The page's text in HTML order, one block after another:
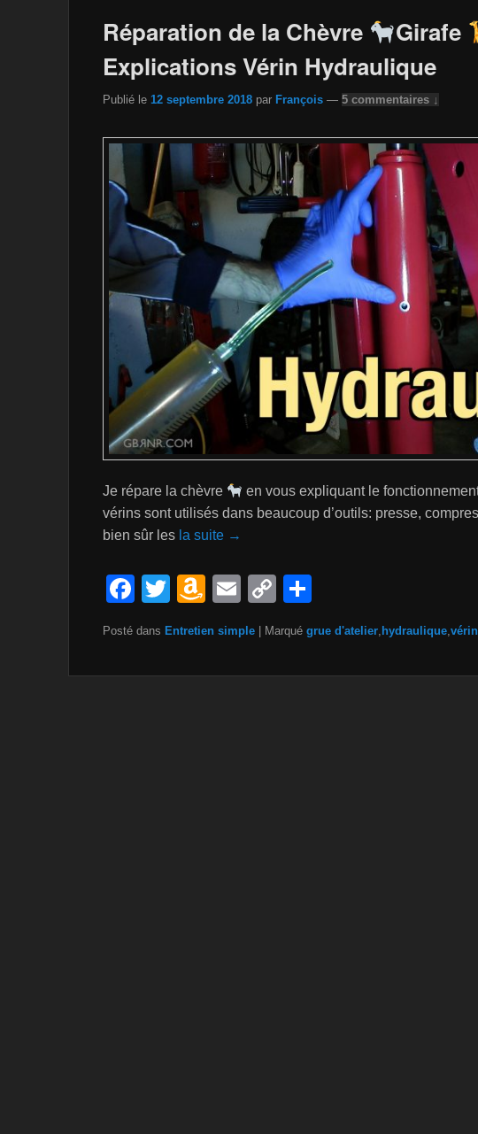
Réparation de la Chèvre Girafe
Explications Vérin Hydraulique
Publié le 12 septembre 2018 par François — 5 commentaires ↓
Je répare la chèvre
en vous expliquant le
vérins sont utilisés dans beaucoup d’outils: presse,
bien sûr les la suite →
F
c
e
T
tt
er
A
a
z
E
ail
C
p
y
ta
g
Posté dans Entretien simple Marqué grue d'atelier hydraulique vérin